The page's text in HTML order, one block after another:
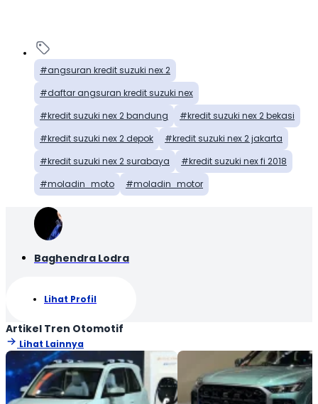
angsuran kredit suzuki nex 2
daftar angsuran kredit suzuki nex
kredit suzuki nex 2 bandung
kredit suzuki nex 2 bekasi
kredit suzuki nex 2 depok
kredit suzuki nex 2 jakarta
kredit suzuki nex 2 surabaya
kredit suzuki nex fi 2018
moladin_moto
moladin_motor
Baghendra Lodra
Lihat Profil
Artikel Tren Otomotif
Lihat Lainnya